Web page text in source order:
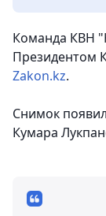
Команда КВН
Президентом
Zakon.kz.
Снимок
Кумара